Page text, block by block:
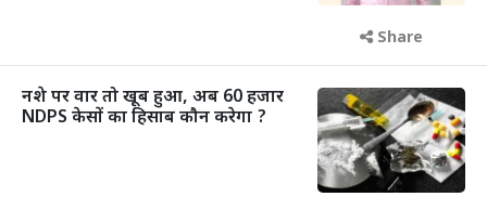
Share
नशे पर वार तो खूब हुआ, अब 60 हजार
NDPS केसों का हिसाब कौन करेगा ?